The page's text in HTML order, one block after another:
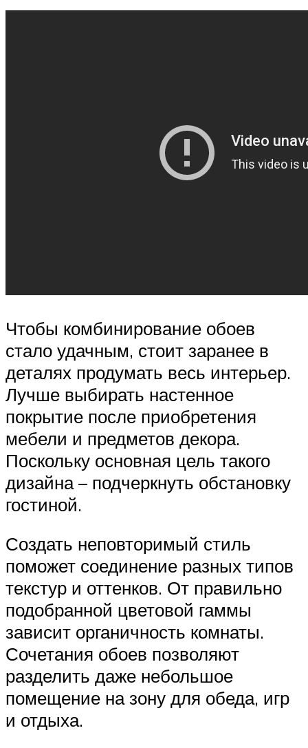
Чтобы комбинирование обоев
стало удачным, стоит заранее в
деталях продумать весь интерьер.
Лучше выбирать настенное
покрытие после приобретения
мебели и предметов декора.
Поскольку основная цель такого
дизайна – подчеркнуть обстановку
гостиной.
Создать неповторимый стиль
поможет соединение разных типов
текстур и оттенков. От правильно
подобранной цветовой гаммы
зависит органичность комнаты.
Сочетания обоев позволяют
разделить даже небольшое
помещение на зону для обеда, игр
и отдыха.